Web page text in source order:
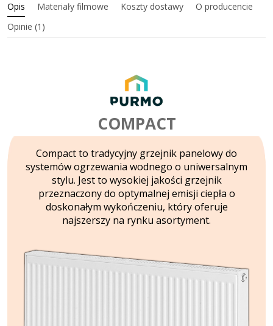
Opis Materiały filmowe Koszty dostawy
O producencie
Opinie (1)
COMPACT
Compact to tradycyjny grzejnik panelowy do
systemów ogrzewania wodnego o uniwersalnym
stylu. Jest to wysokiej jakości grzejnik
przeznaczony do optymalnej emisji ciepła o
doskonałym wykończeniu, który oferuje
najszerszy na rynku asortyment.